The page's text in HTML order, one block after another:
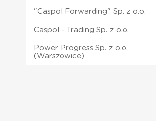
"Caspol Forwarding" Sp. z o.o.
Caspol - Trading Sp. z o.o.
Power Progress Sp. z o.o.
(Warszowice)